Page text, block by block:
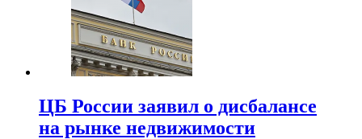
ЦБ России заявил о дисбалансе
на рынке недвижимости